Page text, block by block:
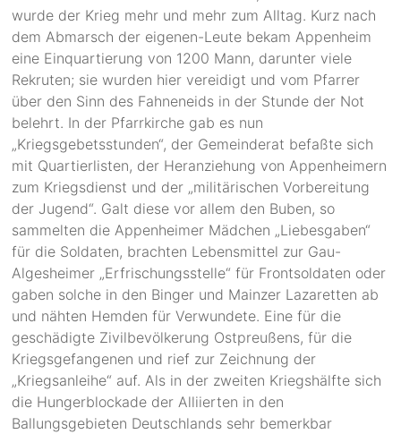
wurde der Krieg mehr und mehr zum Alltag. Kurz nach
dem Abmarsch der eigenen-Leute bekam Appenheim
eine Einquartierung von 1200 Mann, darunter viele
Rekruten; sie wurden hier vereidigt und vom Pfarrer
über den Sinn des Fahneneids in der Stunde der Not
belehrt. In der Pfarrkirche gab es nun
„Kriegsgebetsstunden“, der Gemeinderat befaßte sich
mit Quartierlisten, der Heranziehung von Appenheimern
zum Kriegsdienst und der „militärischen Vorbereitung
der Jugend“. Galt diese vor allem den Buben, so
sammelten die Appenheimer Mädchen „Liebesgaben“
für die Soldaten, brachten Lebensmittel zur Gau-
Algesheimer „Erfrischungsstelle“ für Frontsoldaten oder
gaben solche in den Binger und Mainzer Lazaretten ab
und nähten Hemden für Verwundete. Eine für die
geschädigte Zivilbevölkerung Ostpreußens, für die
Kriegsgefangenen und rief zur Zeichnung der
„Kriegsanleihe“ auf. Als in der zweiten Kriegshälfte sich
die Hungerblockade der Alliierten in den
Ballungsgebieten Deutschlands sehr bemerkbar